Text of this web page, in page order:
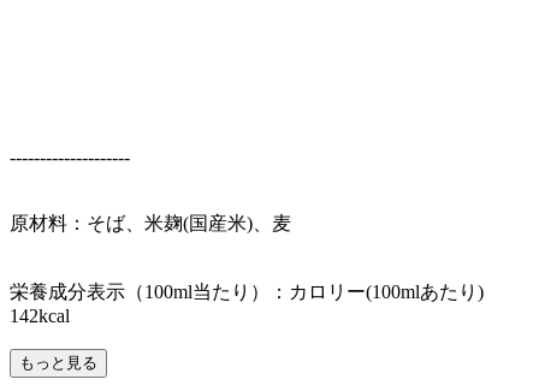
--------------------
原材料：そば、米麹(国産米)、麦
栄養成分表示（100ml当たり）：カロリー(100mlあたり)
142kcal
もっと見る